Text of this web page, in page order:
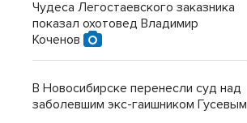
Чудеса Легостаевского заказника
показал охотовед Владимир
Коченов
В Новосибирске перенесли суд над
заболевшим экс-гаишником Гусевым